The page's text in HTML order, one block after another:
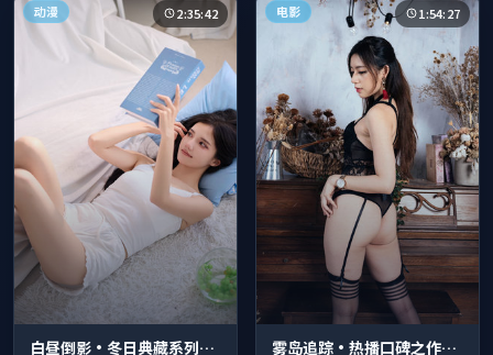
动漫 2:35:42
白昼倒影·冬日典藏系列温
电影 1:54:27
雾岛追踪·热播口碑之作剧